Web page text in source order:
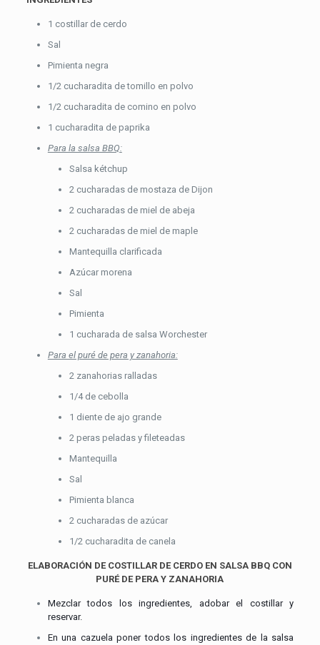
1 costillar de cerdo
Sal
Pimienta negra
1/2 cucharadita de tomillo en polvo
1/2 cucharadita de comino en polvo
1 cucharadita de paprika
Para la salsa BBQ:
Salsa kétchup
2 cucharadas de mostaza de Dijon
2 cucharadas de miel de abeja
2 cucharadas de miel de maple
Mantequilla clarificada
Azúcar morena
Sal
Pimienta
1 cucharada de salsa Worchester
Para el puré de pera y zanahoria:
2 zanahorias ralladas
1/4 de cebolla
1 diente de ajo grande
2 peras peladas y fileteadas
Mantequilla
Sal
Pimienta blanca
2 cucharadas de azúcar
1/2 cucharadita de canela
ELABORACIÓN DE COSTILLAR DE CERDO EN SALSA BBQ CON
PURÉ DE PERA Y ZANAHORIA
Mezclar todos los ingredientes, adobar el costillar y
reservar.
En una cazuela poner todos los ingredientes de la salsa